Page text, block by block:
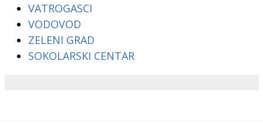
VATROGASCI
VODOVOD
ZELENI GRAD
SOKOLARSKI CENTAR